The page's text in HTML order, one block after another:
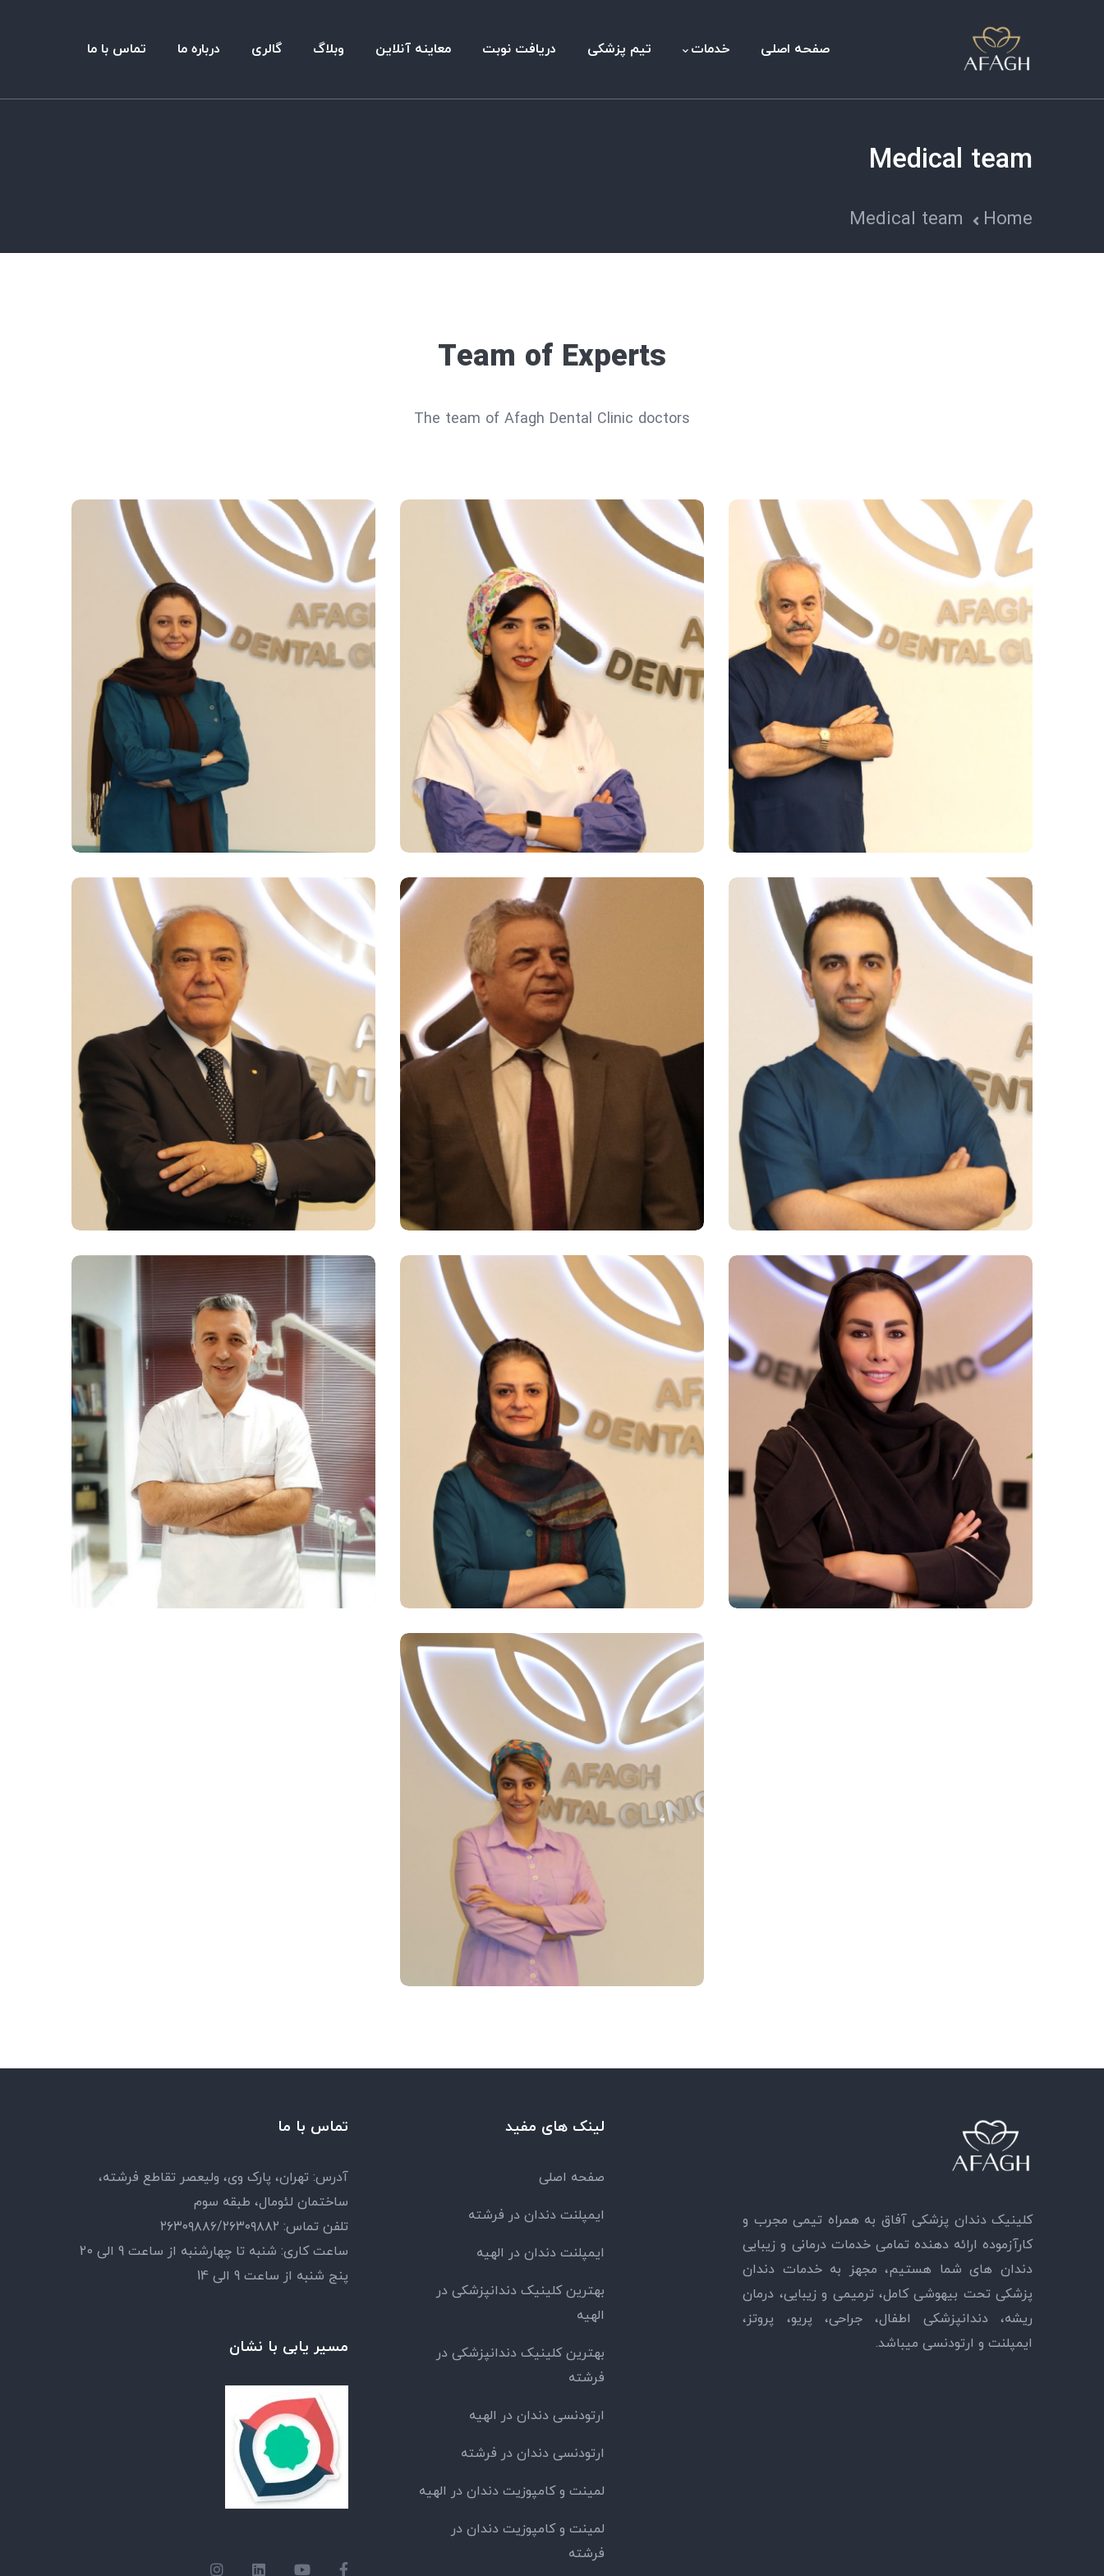
صفحه اصلی خدمات تیم پزشکی دریافت نوبت معاینه آنلاین وبلاگ گالری درباره ما تماس با ما
Medical team
Home
Medical team
Team of Experts
The team of Afagh Dental Clinic doctors
کلینیک دندان پزشکی آفاق به همراه تیمی مجرب و
کارآزموده ارائه دهنده تمامی خدمات درمانی و زیبایی
دندان های شما هستیم، مجهز به خدمات دندان
پزشکی تحت بیهوشی کامل، ترمیمی و زیبایی، درمان
ریشه، دندانپزشکی اطفال، جراحی، پریو، پروتز،
ایمپلنت و ارتودنسی میباشد.
لینک های مفید
صفحه اصلی
ایمپلنت دندان در فرشته
ایمپلنت دندان در الهیه
بهترین کلینیک دندانپزشکی در
الهیه
بهترین کلینیک دندانپزشکی در
فرشته
ارتودنسی دندان در الهیه
ارتودنسی دندان در فرشته
لمینت و کامپوزیت دندان در الهیه
لمینت و کامپوزیت دندان در
فرشته
تماس با ما
آدرس: تهران، پارک وی، ولیعصر تقاطع فرشته،
ساختمان لئومال، طبقه سوم
تلفن تماس: ۲۶۳۰۹۸۸۶/۲۶۳۰۹۸۸۲
ساعت کاری: شنبه تا چهارشنبه از ساعت 9 الی 20
پنج شنبه از ساعت 9 الی 14
مسیر یابی با نشان